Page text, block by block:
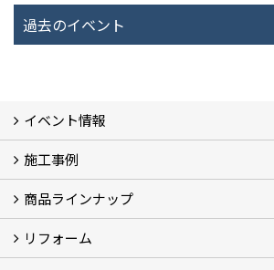
過去のイベント
イベント情報
イベント予告
過去のイベント
施工事例
フォトギャラリー
モデルハウス (7)
現場レポート
完工事例
お客様の声
商品ラインナップ
商品ラインアップ一覧
FAVO（フェイボ）【自由設計】
Lodina（ロディナ）【規格住宅】
全館空調システム
リフォーム